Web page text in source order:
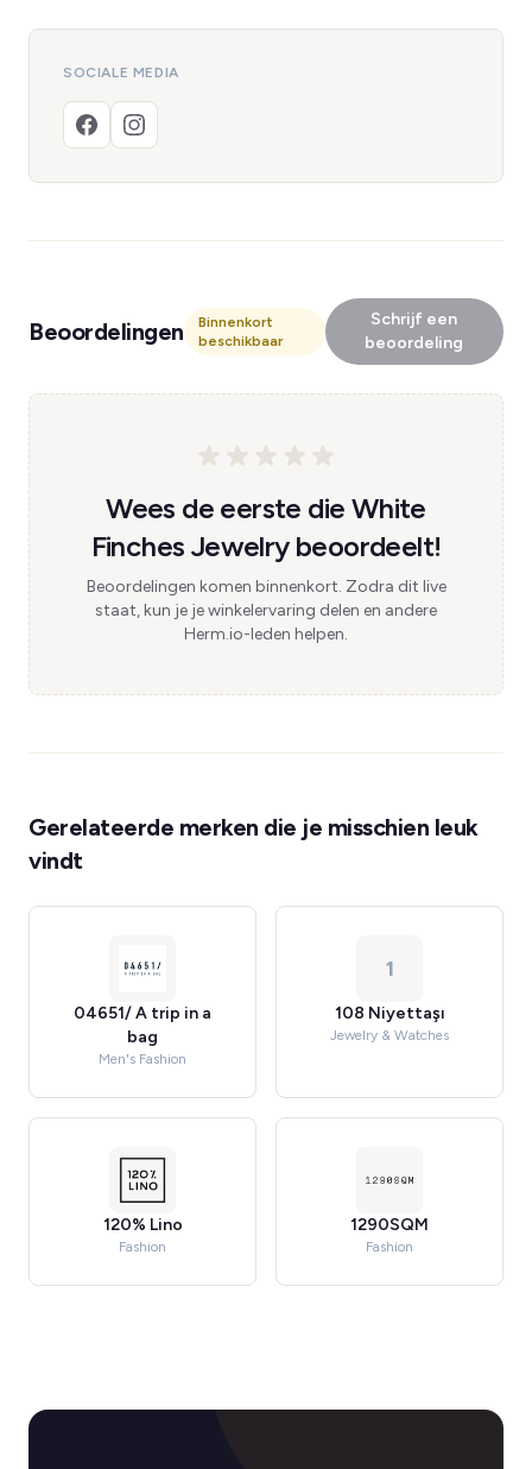
SOCIALE MEDIA
Beoordelingen
Binnenkort
beschikbaar
Schrijf een
beoordeling
Wees de eerste die White
Finches Jewelry beoordeelt!
Beoordelingen komen binnenkort. Zodra dit live
staat, kun je je winkelervaring delen en andere
Herm.io-leden helpen.
Gerelateerde merken die je misschien leuk
vindt
04651/ A trip in a
bag
Men's Fashion
1
108 Niyettaşı
Jewelry & Watches
120% Lino
Fashion
1290SQM
Fashion